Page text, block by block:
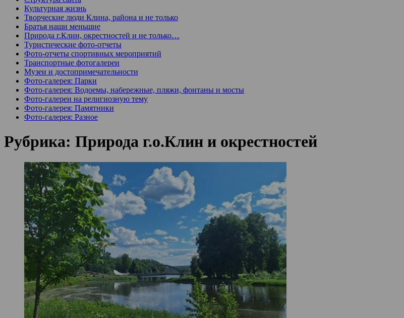
Культурная жизнь
Творческие люди Клина, района и не только
Братья наши меньшие
Природа г.Клин, окрестностей и не только…
Туристические фото-отчеты
Фото-отчеты спортивных мероприятий
Транспортные фотогалереи
Музеи и достопримечательности
Фото-галерея: Парки
Фото-галерея: Водоемы, набережные, пляжи, фонтаны и мосты
Фото-галереи на религиозную тему
Фото-галерея: Памятники
Фото-галерея: Разное
Рубрика: Природа г.о.Клин и окрестностей